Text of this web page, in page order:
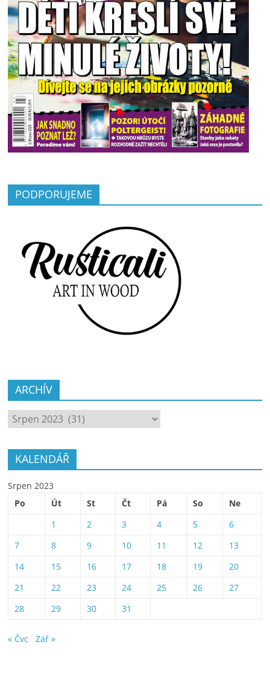
PODPORUJEME
ARCHÍV
ARCHÍV
KALENDÁŘ
Srpen 2023
Po
Út St Čt Pá So
Ne
1
2 3 4 5
6
7
8 9 10 11 12
13
14
15 16 17 18 19
20
21
22 23 24 25 26
27
28
29 30 31
« Čvc Zář »